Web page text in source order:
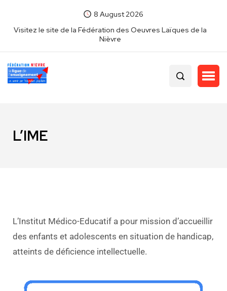
8 August 2026
Visitez le site de la Fédération des Oeuvres Laïques de la
Nièvre
L’IME
L’Institut Médico-Educatif a pour mission d’accueillir
des enfants et adolescents en situation de handicap,
atteints de déficience intellectuelle.